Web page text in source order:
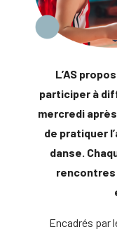
L’AS
participer à
mercredi
de pratiquer
danse.
Encadrés par